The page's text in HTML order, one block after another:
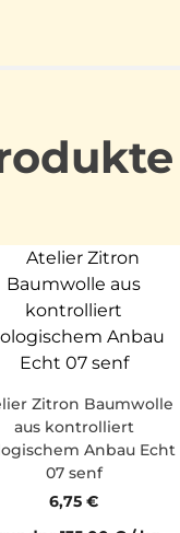
Zitron Baumwolle
aus kontrolliert
Anbau Echt
07 senf
6,75 €